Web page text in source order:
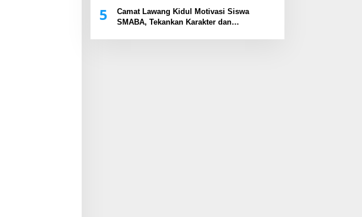
5
Camat Lawang Kidul Motivasi Siswa
SMABA, Tekankan Karakter dan